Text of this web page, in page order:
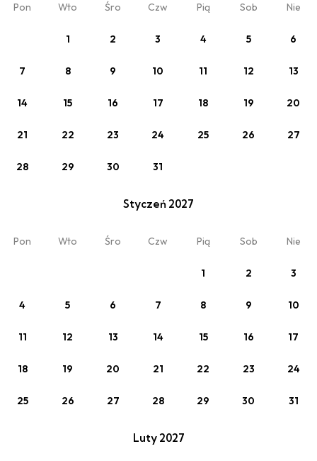
Pon Wto Śro Czw Pią Sob Nie
1 2 3 4 5 6
7 8 9 10 11 12 13
14 15 16 17 18 19 20
21 22 23 24 25 26 27
28 29 30 31
Styczeń 2027
Pon Wto Śro Czw Pią Sob Nie
1 2 3
4 5 6 7 8 9 10
11 12 13 14 15 16 17
18 19 20 21 22 23 24
25 26 27 28 29 30 31
Luty 2027
SPA Apartamenty Cennik - na 1 noc
Apartament 1
O nas